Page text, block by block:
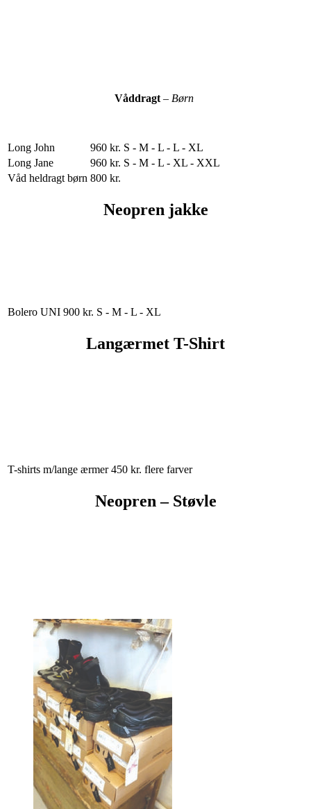
Våddragt – Børn
Long John 960 kr. S - M - L - L - XL
Long Jane
960 kr. S - M - L - XL - XXL
Våd heldragt børn 800 kr.
Neopren jakke
Bolero UNI 900 kr. S - M - L - XL
Langærmet T-Shirt
T-shirts m/lange ærmer 450 kr. flere farver
Neopren – Støvle